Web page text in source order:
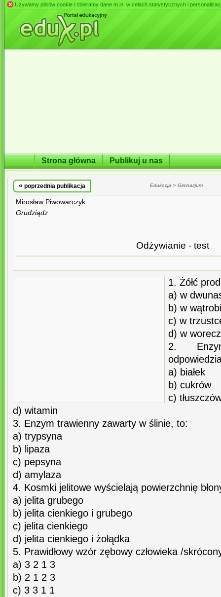
Używamy plików cookie i zbieramy dane m.in. w celach statystycznych i
Strona główna Publikuj u nas
« poprzednia publikacja Edukacja » Gimnazjum
Mirosław Piwowarczyk
Grudziądz
Odżywianie - test
1. Żółć
a) w
b) w
c) w
d) w
2.
a) białek
b) cukrów
c)
d) witamin
3. Enzym trawienny zawarty w ślinie, to:
a) trypsyna
b) lipaza
c) pepsyna
d) amylaza
4. Kosmki jelitowe wyścielają powierzchnię
a) jelita grubego
b) jelita cienkiego i grubego
c) jelita cienkiego
d) jelita cienkiego i żołądka
5. Prawidłowy wzór zębowy człowieka /
a) 3 2 1 3
b) 2 1 2 3
c) 3 3 1 1